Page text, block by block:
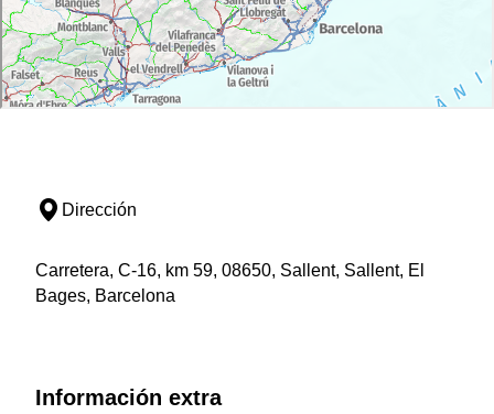
Dirección
Carretera, C-16, km 59, 08650, Sallent, Sallent, El
Bages, Barcelona
Información extra